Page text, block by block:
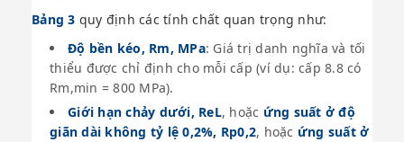
Bảng 3 quy định các tính chất quan trọng như:
Độ bền kéo, Rm, MPa: Giá trị danh nghĩa và tối
thiểu được chỉ định cho mỗi cấp (ví dụ: cấp 8.8 có
Rm,min = 800 MPa).
Giới hạn chảy dưới, ReL, hoặc ứng suất ở độ
giãn dài không tỷ lệ 0,2%, Rp0,2, hoặc ứng suất ở